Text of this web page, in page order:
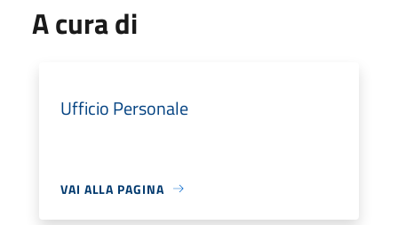
A cura di
Ufficio Personale
VAI ALLA PAGINA